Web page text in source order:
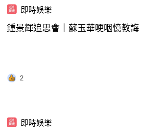
即時娛樂
2
即時娛樂